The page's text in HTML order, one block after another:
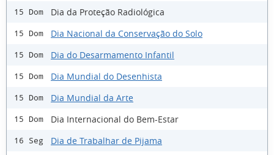
15 Dom Dia da Proteção Radiológica
15 Dom Dia Nacional da Conservação do Solo
15 Dom Dia do Desarmamento Infantil
15 Dom Dia Mundial do Desenhista
15 Dom Dia Mundial da Arte
15 Dom Dia Internacional do Bem-Estar
16 Seg Dia de Trabalhar de Pijama